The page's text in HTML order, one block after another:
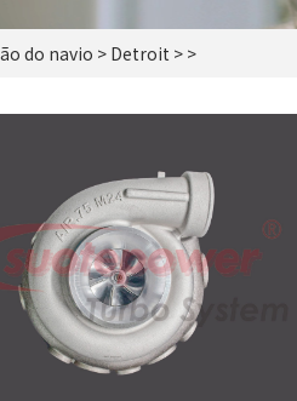
do navio > Detroit > >